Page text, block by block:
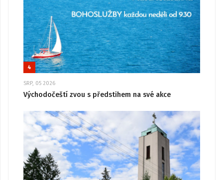
4
SRP, 05 2026
Východočeští zvou s předstihem na své akce